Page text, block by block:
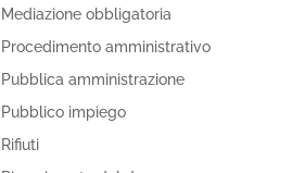
Mediazione obbligatoria
Procedimento amministrativo
Pubblica amministrazione
Pubblico impiego
Rifiuti